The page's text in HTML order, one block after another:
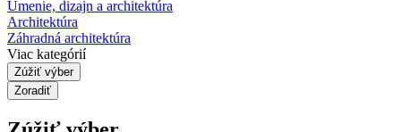
Umenie, dizajn a architektúra
Architektúra
Záhradná architektúra
Viac kategórií
Zúžiť výber
Zoradiť